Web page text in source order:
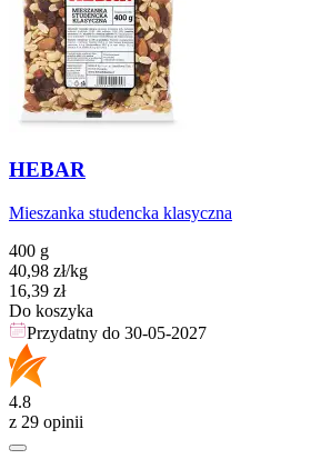
HEBAR
Mieszanka studencka klasyczna
400 g
40,98 zł/kg
Cena
16,39 zł
Do koszyka
Przydatny do 30-05-2027
4.8
z 29 opinii